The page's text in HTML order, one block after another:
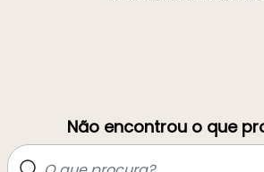
Não encontrou o que